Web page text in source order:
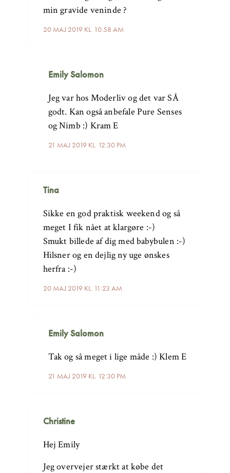
20 MAJ 2019 KL. 10:58 AM
min gravide veninde ?
Emily Salomon
21 MAJ 2019 KL. 12:30 PM
Jeg var hos Moderliv og det var SÅ
godt. Kan også anbefale Pure Senses
og Nimb :) Kram E
Tina
20 MAJ 2019 KL. 11:23 AM
Sikke en god praktisk weekend og så
meget I fik nået at klargøre :-)
Smukt billede af dig med babybulen :-)
Hilsner og en dejlig ny uge ønskes
herfra :-)
Emily Salomon
21 MAJ 2019 KL. 12:30 PM
Tak og så meget i lige måde :) Klem E
Christine
Hej Emily
Jeg overvejer stærkt at købe det